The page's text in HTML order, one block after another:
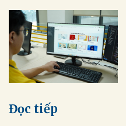
Đọc tiếp